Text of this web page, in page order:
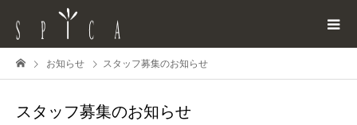
お知らせ スタッフ募集のお知らせ
スタッフ募集のお知らせ